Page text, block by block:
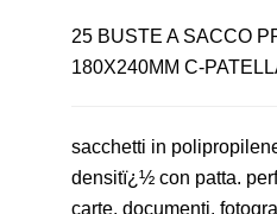
25 BUSTE A SACCO
180X240MM C-
sacchetti in
densitï¿½ con patta.
carte. documenti.